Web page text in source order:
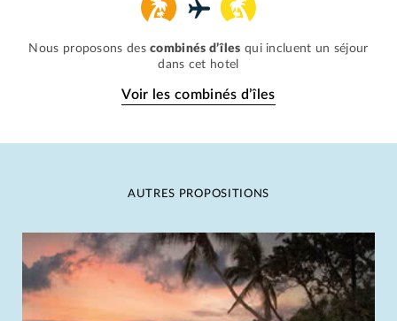
Nous proposons descombinés d’îles qui incluent un séjour
dans cet hotel
Voir les combinés d’îles
AUTRES PROPOSITIONS